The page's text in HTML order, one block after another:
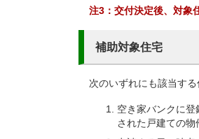
注3：交付決定後、対象
補助対象住宅
次のいずれにも該当する
空き家バンクに登
された戸建ての物